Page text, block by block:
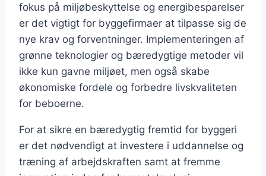
fokus på miljøbeskyttelse og energibesparelser
er det vigtigt for byggefirmaer at tilpasse sig de
nye krav og forventninger. Implementeringen af
grønne teknologier og bæredygtige metoder vil
ikke kun gavne miljøet, men også skabe
økonomiske fordele og forbedre livskvaliteten
for beboerne.
For at sikre en bæredygtig fremtid for byggeri
er det nødvendigt at investere i uddannelse og
træning af arbejdskraften samt at fremme